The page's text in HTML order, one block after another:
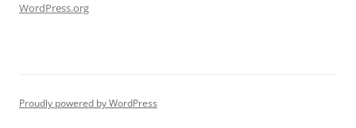
WordPress.org
Proudly powered by WordPress